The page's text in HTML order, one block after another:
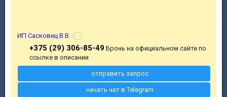
ИП Сасковец В.В.
+375 (29) 306-85-49Бронь на официальном сайте по
ссылке в описании
отправить запрос
начать чат в Telegram